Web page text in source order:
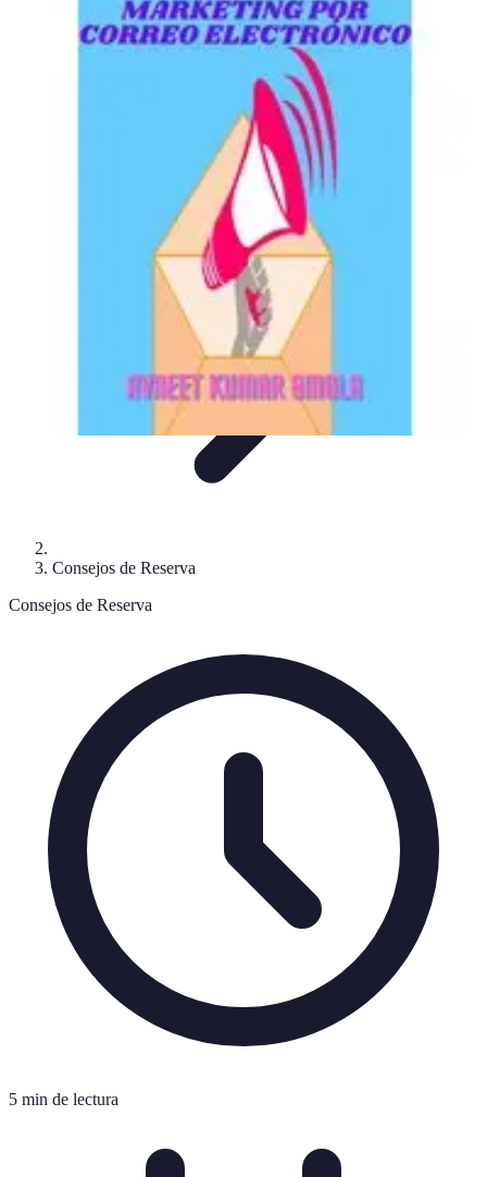
Encuentra Tu Hotel
Consejos de ReservaVacaciones en familiaVacaciones en
Consejos para Reservar Consejos de Viaje
Consejos de Reserva
Consejos de Reserva
5 min de lectura